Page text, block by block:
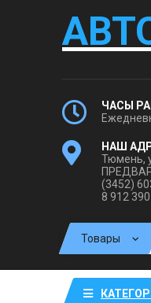
ЧАСЫ
НАШ
Тюмень,
(3452)
8 912